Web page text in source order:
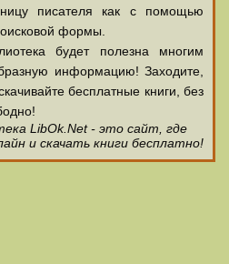
писателя как с помощью
формы.
будет полезна многим
информацию! Заходите,
бесплатные книги, без
LibOk.Net - это сайт, где
и скачать книги бесплатно!